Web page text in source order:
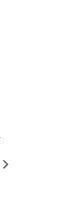
Ronilson de Oliveira